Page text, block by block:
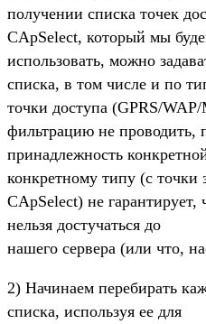
получении списка точек
CApSelect, который мы
использовать, можно
списка, в том числе и по
точки доступа (GPRS/
фильтрацию не проводить,
принадлежность
конкретному типу (с точки
CApSelect) не гарантирует,
нельзя достучаться до
нашего сервера (или что,
2) Начинаем перебирать
списка, используя ее для